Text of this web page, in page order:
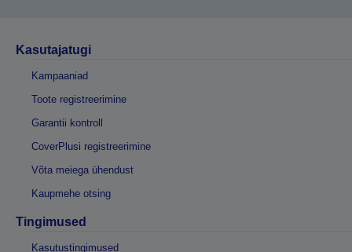
Kasutajatugi
Kampaaniad
Toote registreerimine
Garantii kontroll
CoverPlusi registreerimine
Võta meiega ühendust
Kaupmehe otsing
Tingimused
Kasutustingimused